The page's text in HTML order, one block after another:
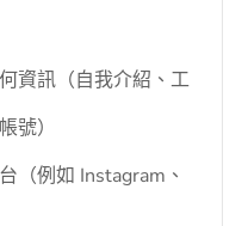
資訊（自我介紹、工
號）
（例如 Instagram、